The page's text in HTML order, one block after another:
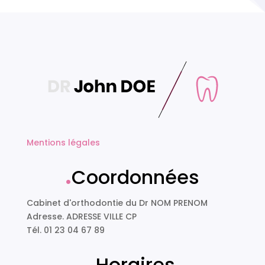
Mentions légales
.Coordonnées
Cabinet d'orthodontie du Dr NOM PRENOM
Adresse. ADRESSE VILLE CP
Tél. 01 23 04 67 89